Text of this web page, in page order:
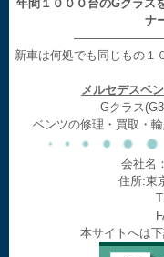
年間１０００台のGクラス
ナ
新車は何処でも同じもの１
メルセデスベ
Gクラス
ベンツの修理・買取・
会社名
住所:東
本サイトへは